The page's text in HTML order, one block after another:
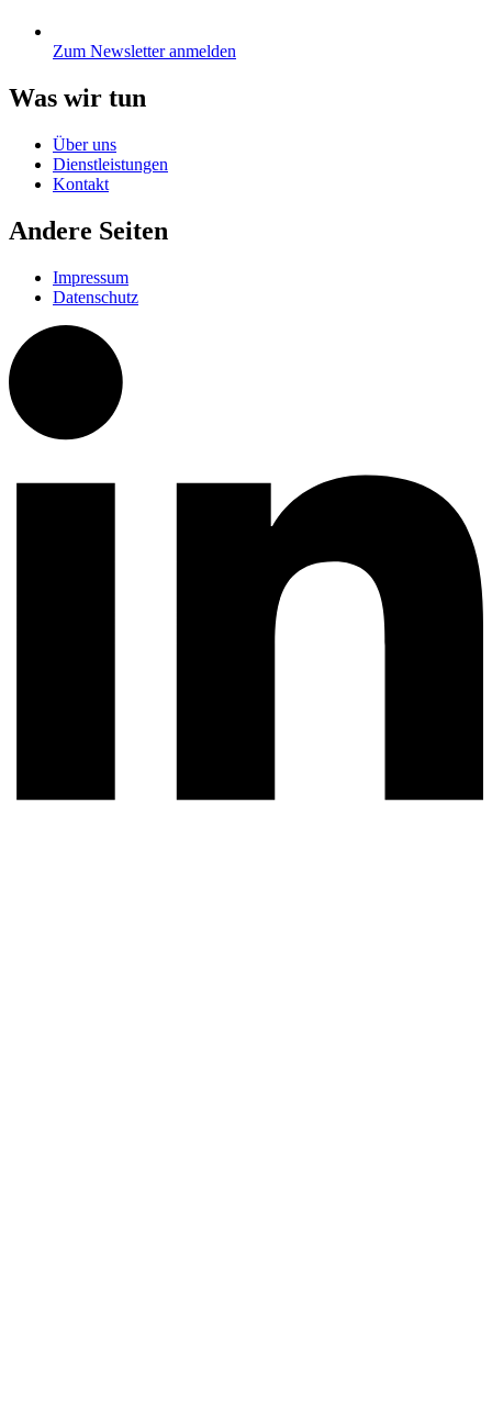
Zum Newsletter anmelden
Was wir tun
Über uns
Dienstleistungen
Kontakt
Andere Seiten
Impressum
Datenschutz